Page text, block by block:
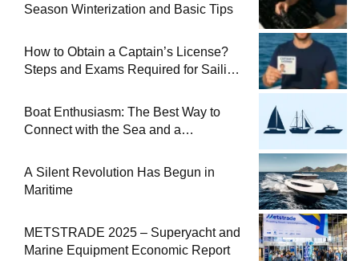
Season Winterization and Basic Tips
How to Obtain a Captain’s License?
Steps and Exams Required for Sailing
Boat Enthusiasm: The Best Way to
Connect with the Sea and a
A Silent Revolution Has Begun in
Maritime
METSTRADE 2025 – Superyacht and
Marine Equipment Economic Report